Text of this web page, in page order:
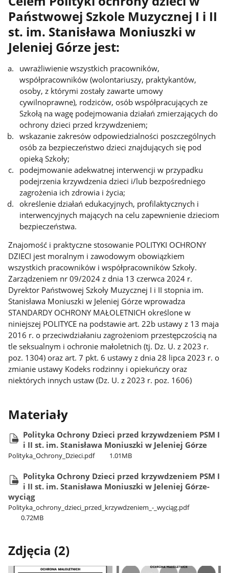
Państwowej Szkole Muzycznej I i II
st. im. Stanisława Moniuszki w
Jeleniej Górze jest:
uwrażliwienie wszystkich pracowników,
współpracowników (wolontariuszy, praktykantów,
osoby, z którymi zostały zawarte umowy
cywilnoprawne), rodzi­ców, osób współpracujących ze
Szkołą na wagę podejmowania działań zmierza­jących do
ochrony dzieci przed krzywdzeniem;
wskazanie zakresów odpowiedzialności poszczególnych
osób za bezpieczeń­stwo dzieci znajdujących się pod
opieką Szkoły;
podejmowanie adekwatnej interwencji w przypadku
podejrzenia krzywdzenia dzieci i/lub bezpośredniego
zagrożenia ich zdrowia i życia;
określenie działań edukacyjnych, profilaktycznych i
interwencyjnych mających na celu zapewnienie dzieciom
bezpieczeństwa.
Znajomość i praktyczne stosowanie POLITYKI OCHRONY
DZIECI jest moralnym i zawodowym obowiązkiem
wszystkich pracowników i współpracowników Szkoły.
Zarządzeniem nr 09/2024 z dnia 13 czerwca 2024 r.
Dyrektor Państwowej Szkoły Muzycznej I i II stopnia im.
Stanisława Moniuszki w Jeleniej Górze wprowadza
STANDARDY OCHRONY MAŁOLETNICH określone w
niniejszej POLITYCE na podstawie art. 22b ustawy z 13 maja
2016 r. o przeciwdziałaniu zagrożeniom przestępczością na
tle seksualnym i ochronie małoletnich (tj. Dz. U. z 2023 r.
poz. 1304) oraz art. 7 pkt. 6 ustawy z dnia 28 lipca 2023 r. o
zmianie ustawy Kodeks rodzinny i opiekuńczy oraz
niektórych innych ustaw (Dz. U. z 2023 r. poz. 1606)
Materiały
Polityka Ochrony Dzieci przed krzywdzeniem PSM I
i II st. im. Stanisława Moniuszki w Jeleniej Górze
Polityka​_Ochrony​_Dzieci.pdf 1.01MB
Polityka Ochrony Dzieci przed krzywdzeniem PSM I
i II st. im. Stanisława Moniuszki w Jeleniej Górze-
wyciąg
Polityka​_ochrony​_dzieci​_przed​_krzywdzeniem​_-​_wyciąg.pdf
0.72MB
Zdjęcia (2)